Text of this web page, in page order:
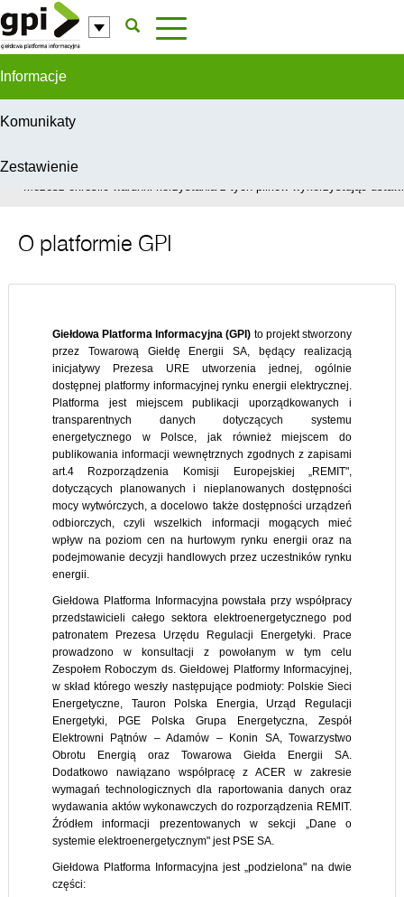
Przejdź do komentarzy
Informacje
Komunikaty
Zestawienie
W celu świadczenia usług na najwyższym poziomie, serwis GPI
Możesz określić warunki korzystania z tych plików wykorzystując
O platformie GPI
Giełdowa Platforma Informacyjna (GPI) to projekt stworzony
przez Towarową Giełdę Energii SA, będący realizacją
inicjatywy Prezesa URE utworzenia jednej, ogólnie
dostępnej platformy informacyjnej rynku energii elektrycznej.
Platforma jest miejscem publikacji uporządkowanych i
transparentnych danych dotyczących systemu
energetycznego w Polsce, jak również miejscem do
publikowania informacji wewnętrznych zgodnych z zapisami
art.4 Rozporządzenia Komisji Europejskiej „REMIT",
dotyczących planowanych i nieplanowanych dostępności
mocy wytwórczych, a docelowo także dostępności urządzeń
odbiorczych, czyli wszelkich informacji mogących mieć
wpływ na poziom cen na hurtowym rynku energii oraz na
podejmowanie decyzji handlowych przez uczestników rynku
energii.
Giełdowa Platforma Informacyjna powstała przy współpracy
przedstawicieli całego sektora elektroenergetycznego pod
patronatem Prezesa Urzędu Regulacji Energetyki. Prace
prowadzono w konsultacji z powołanym w tym celu
Zespołem Roboczym ds. Giełdowej Platformy Informacyjnej,
w skład którego weszły następujące podmioty: Polskie Sieci
Energetyczne, Tauron Polska Energia, Urząd Regulacji
Energetyki, PGE Polska Grupa Energetyczna, Zespół
Elektrowni Pątnów – Adamów – Konin SA, Towarzystwo
Obrotu Energią oraz Towarowa Giełda Energii SA.
Dodatkowo nawiązano współpracę z ACER w zakresie
wymagań technologicznych dla raportowania danych oraz
wydawania aktów wykonawczych do rozporządzenia REMIT.
Źródłem informacji prezentowanych w sekcji „Dane o
systemie elektroenergetycznym" jest PSE SA.
Giełdowa Platforma Informacyjna jest „podzielona" na dwie
części: